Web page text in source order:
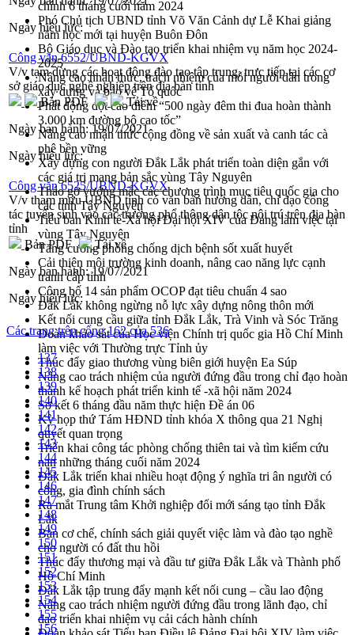
chính 6 tháng cuối năm 2024
Phó Chủ tịch UBND tỉnh Võ Văn Cảnh dự Lễ Khai giảng
năm học mới tại huyện Buôn Đôn
Bộ Giáo dục và Đào tạo triển khai nhiệm vụ năm học 2024-
2025
Nâng cao nhận thức, trách nhiệm của mỗi người dân trong
xây dựng và bảo vệ Tổ quốc
Phát động đợt cao điểm “500 ngày đêm thi đua hoàn thành
3.000 km đường bộ cao tốc”
Nâng cao nhận thức cộng đồng về sản xuất và canh tác cà
phê bền vững
Xây dựng con người Đắk Lắk phát triển toàn diện gắn với
các giá trị mang bản sắc vùng Tây Nguyên
Tháo gỡ vướng mắc các chương trình mục tiêu quốc gia cho
các tỉnh Tây Nguyên
Tiểu ban Kinh tế-Xã hội Đại hội XIV của Đảng làm việc tại
vùng Tây Nguyên
Tăng cường phòng chống dịch bệnh sốt xuất huyết
Cải thiện môi trường kinh doanh, nâng cao năng lực cạnh
tranh cấp tỉnh
Công bố 14 sản phẩm OCOP đạt tiêu chuẩn 4 sao
Đắk Lắk không ngừng nỗ lực xây dựng nông thôn mới
Kết nối cung cầu giữa tỉnh Đắk Lắk, Trà Vinh và Sóc Trăng
Đoàn khảo sát của Học viện Chính trị quốc gia Hồ Chí Minh
làm việc với Thường trực Tỉnh ủy
Thúc đẩy giao thương vùng biên giới huyện Ea Súp
Nâng cao trách nhiệm của người đứng đầu trong chỉ đạo hoàn
thành kế hoạch phát triển kinh tế -xã hội năm 2024
Sơ kết 6 tháng đầu năm thực hiện Đề án 06
Kỳ họp thứ Tám HĐND tỉnh khóa X thông qua 21 Nghị
quyết quan trọng
Triển khai công tác phòng chống thiên tai và tìm kiếm cứu
nạn những tháng cuối năm 2024
Đắk Lắk triển khai nhiều hoạt động ý nghĩa tri ân người có
công, gia đình chính sách
Ra mắt Trung tâm Khởi nghiệp đổi mới sáng tạo tỉnh Đắk
Lắk
Bàn cơ chế, chính sách giải quyết việc làm và đào tạo nghề
cho người có đất thu hồi
Thúc đẩy thương mại và đầu tư giữa Đắk Lắk và Thành phố
Hồ Chí Minh
Đắk Lắk tập trung đẩy mạnh kết nối cung – cầu lao động
Nâng cao trách nhiệm người đứng đầu trong lãnh đạo, chỉ
đạo triển khai nhiệm vụ cải cách hành chính
Ngày hiệu lực:
Công văn 6552/UBND-KGVX
V/v tạm dừng các hoạt động đào tạo tập trung, trực tiếp tại các cơ
sở giáo dục nghề nghiệp trên địa bàn tỉnh
Bản PDF
Tải về
Ngày ban hành:19/07/2021
Ngày hiệu lực:
Công văn 6525/UBND-KGVX
V/v tham mưu UBND tỉnh có văn bản hướng dẫn, chỉ đạo công
tác tuyển sinh vào các trường phổ thông dân tộc nội trú trên địa bàn
tỉnh
Bản PDF
Tải về
Ngày ban hành:19/07/2021
Ngày hiệu lực:
Các trang trên cổng 162 của 536
137
138
139
140
141
142
143
144
145
146
147
148
149
150
151
152
153
154
155
156